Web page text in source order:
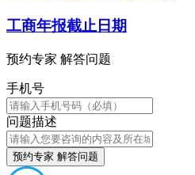
工商年报截止日期
预约专家 解答问题
手机号
问题描述
预约专家 解答问题